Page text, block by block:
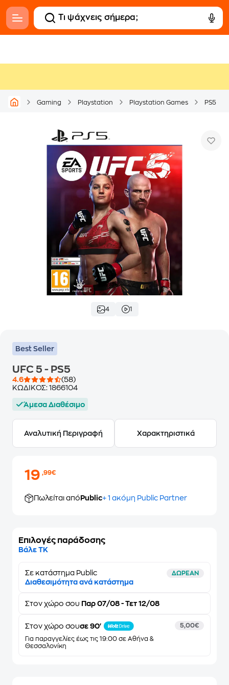
Gaming Playstation Playstation Games PS5
4 1
Best Seller
UFC 5 - PS5
4.6
(58)
ΚΩΔΙΚΟΣ: 1866104
Άμεσα Διαθέσιμο
Αναλυτική Περιγραφή Χαρακτηριστικά
19,99€
Πωλείται από Public+ 1 ακόμη Public Partner
Επιλογές παράδοσης
Βάλε ΤΚ
Σε κατάστημα Public ΔΩΡΕΑΝ
Διαθεσιμότητα ανά κατάστημα
Στον χώρο σου Παρ 07/08 - Τετ 12/08
Στον χώρο σουσε 90'
Για παραγγελίες έως τις 19:00 σε Αθήνα &
Θεσσαλονίκη
5,00€